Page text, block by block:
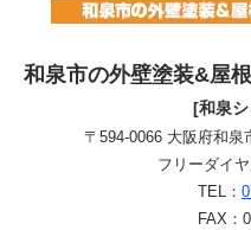
和泉市の外壁塗装&屋
[和泉
〒594-0066 大阪府和泉
フリーダイヤ
TEL：
FAX：